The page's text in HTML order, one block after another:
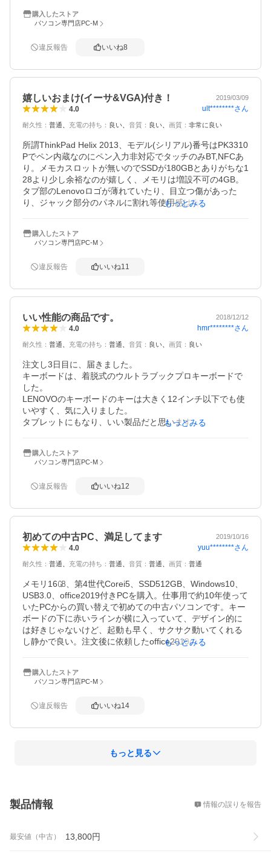
問題無く使用出来きるか順に確認中に思わぬトラブルが。
wifiも問題無く繋がり、ネット設定やウイルス対策も終えて
OFFにした後、再びスイッチをONにしてもwifiがONになら
せん。
メ。
Windowsの設定で、wifiのワイヤレスネットワーク接続が、
オフになっていたので、オンにしても数秒後にはオフに戻
そんな時、設定画面にBluetoothの文字に目が止まりクリッ
クすると、BluetoothもOFFになってました。試しにONに
すると使えました。何故かwifiも復活しました。
商品の説明にBluetooth表記もお願いします。
購入したストア
パソコン専門店PC-M
違反報告 いいね8
嬉しいおまけ(イーサ&VGA)付き！ 2019/03/09
4.0 ult********さん
耐久性 ： 普通 充電の持ち ： 良い 音質 ： 良い 画質 ： 非常に良い
所謂ThinkPad Helix 2013、モデル(シリアル)番号はPK3310
Pでペン内蔵なのにペン入力非対応でタッチのみBT,NFCあ
り。メモカスロットが無いのでSSDが180GBとありがちな1
28より少し余裕なのが嬉しく、メモリは増設不可の4GB。
タブ部のLenovoロゴが薄れていたり、目立つ傷があった
り、ジャック部分のパネルに割れ等使用感は有りますが、
キーボード部の裏面にコーティング剥がれがあるものの、
キーは母音とEnterスペースに若干テカリがある程度でトッ
行き届いており、OSのVer.は1809、WPSオフィスプリイン
おらず、BIOSやドライバ類のアップデートはされてませ
電池は設計容量に対しタブ部が77.78%、KB部は66.23%の
実容量。
プタ(FRU:03X6601)が添付されていました！
もっとみる
購入したストア
パソコン専門店PC-M
違反報告 いいね11
いい性能の商品です。 2018/12/12
4.0 hmr********さん
耐久性 ： 普通 充電の持ち ： 普通 音質 ： 良い 画質 ： 良い
注文し3日目に、届きました。
キーボードは、着脱式のウルトラブックプロキーボードで
した。
LENOVOのキーボードのキーは大きく12インチ以下でも使
いやすく、気に入りました。
タブレットにもなり、いい製品だと思います。
こすれや、若干のキズはありますが、中古なので納得で
がありました。
番長いところで2.3㎝。微妙です。
で、不安ではあります。
ショップに、確認したら丁寧な対応をしてもらいました。
2万円を切っている値段なので、多少の問題はありますが、
バッテーリーについては、まだ届いて間が無いのでわかり
ませんが、３時間ぐらいは問題なく使えました。
タブレット本体が薄いので、重く感じますが、滑りにくい
外装で、良く考えられています。
持ち運びに、場所も取らず、使えるタブレットPCだと思い
ました。
もっとみる
購入したストア
パソコン専門店PC-M
違反報告 いいね12
初めての中古PC、満足してます 2019/10/16
4.0 yuu********さん
耐久性 ： 普通 充電の持ち ： 普通 音質 ： 普通 画質 ： 普通
メモリ16㎇、第4世代Corei5、SSD512GB、Windows10、
USB3.0、office2019付きPCを購入。仕事用で約10年使って
いたPCからの買い替えで初めての中古パソコンです。キー
ボードの下に赤いラインが横に入っていて、デザイン的に
は好きじゃないけど、起動も早く、サクサク動いてくれる
し静かで良い。注文後に依頼したoffice2019のインストール
体的に綺麗です。バッテリーは100％充電した状態から約1
時間もちました。無線LANは外付けUSBタイプが同梱。Blu
リカバリーディスク作成、DVDマルチに変更、内臓式テン
テンキーオプション分の＋3,000円が、こちらから申告する
もっとみる
購入したストア
パソコン専門店PC-M
違反報告 いいね14
もっと見る
製品情報 情報の誤りを報告
最安値（中古） 13,800円